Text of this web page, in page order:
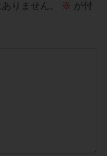
りません。 ※ が付